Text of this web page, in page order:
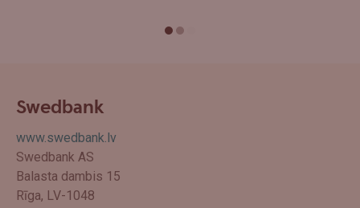
Swedbank
www.swedbank.lv
Swedbank AS
Balasta dambis 15
Rīga, LV-1048